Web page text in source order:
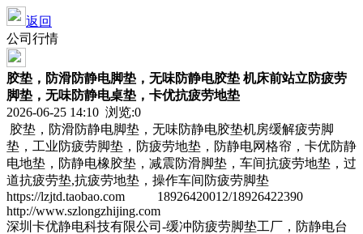
返回
公司行情
胶垫，防滑防静电脚垫，无味防静电胶垫 机床前站立防疲劳
脚垫，无味防静电桌垫，卡优抗疲劳地垫
2026-06-25 14:10 浏览:0
胶垫，防滑防静电脚垫，无味防静电胶垫机房缓解疲劳脚
垫，工业防疲劳脚垫，防疲劳地垫，防静电网格帘，卡优防静
电地垫，防静电橡胶垫，减震防滑脚垫，车间抗疲劳地垫，过
道抗疲劳垫,抗疲劳地垫，操作车间防疲劳脚垫
https://lzjtd.taobao.com 18926420012/18926422390
http://www.szlongzhijing.com
深圳卡优静电科技有限公司-缓冲防疲劳脚垫工厂，防静电台